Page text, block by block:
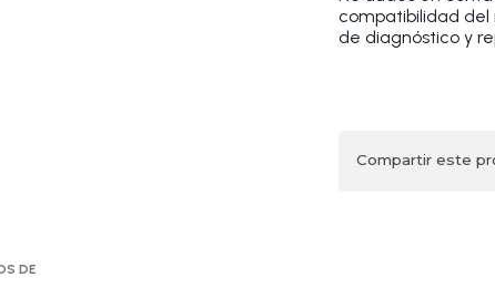
compatibilidad del
de diagnóstico y
Compartir este
DE